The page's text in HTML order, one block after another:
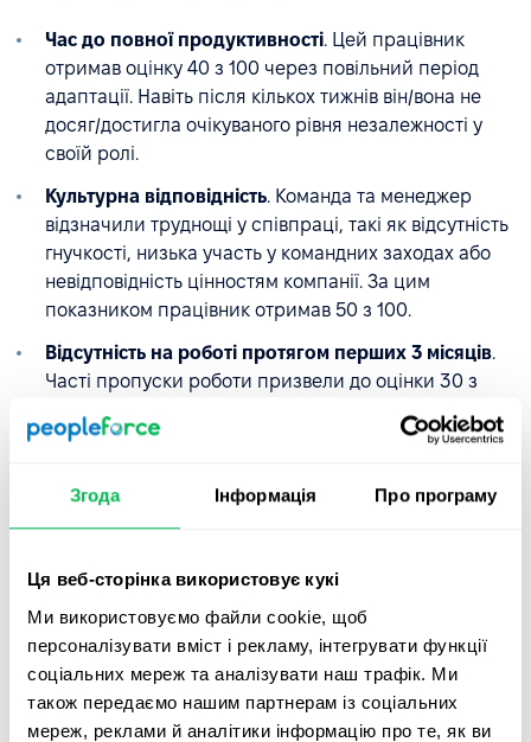
Згода Інформація Про програму
Ця веб-сторінка використовує кукі
Ми використовуємо файли cookie, щоб
персоналізувати вміст і рекламу, інтегрувати функції
соціальних мереж та аналізувати наш трафік. Ми
також передаємо нашим партнерам із соціальних
мереж, реклами й аналітики інформацію про те, як ви
Час до повної продуктивності. Цей працівник
отримав оцінку 40 з 100 через повільний період
адаптації. Навіть після кількох тижнів він/вона не
досяг/достигла очікуваного рівня незалежності у
своїй ролі.
Культурна відповідність. Команда та менеджер
відзначили труднощі у співпраці, такі як відсутність
гнучкості, низька участь у командних заходах або
невідповідність цінностям компанії. За цим
показником працівник отримав 50 з 100.
Відсутність на роботі протягом перших 3 місяців.
Часті пропуски роботи призвели до оцінки 30 з
працівника та щоденні операції команди.
Оцінка якості працевлаштування обчислюється таким
самим чином:
QoH = (40 + 50 + 30) / 3 = 40
Оцінка 40 вказує на низький рівень якості найму.
Співробітник важко адаптувався до ролі та команди, не
досяг бажаного рівня продуктивності, а часті
відсутності ускладнили процес інтеграції.